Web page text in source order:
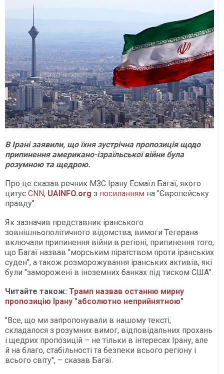
В Ірані заявили, що їхня зустрічна пропозиція щодо
припинення американо-ізраїльської війни була
розумною та щедрою.
Про це сказав речник МЗС Ірану Есмаїл Багаї, якого
цитує CNN, UAINFO.org з посиланням на "Європейську
правду".
Як зазначив представник іранського
зовнішньополітичного відомства, вимоги Тегерана
включали припинення війни в регіоні, припинення того,
що Багаї назвав "морським піратством проти іранських
суден", а також розморожування іранських активів, які
були "заморожені в іноземних банках під тиском США".
Читайте також: Трамп назвав останню мирну
пропозицію Ірану "абсолютно неприйнятною"
"Все, що ми запропонували в нашому тексті,
складалося з розумних вимог, відповідальних прохань
і щедрих пропозицій – не тільки в інтересах Ірану, але
й на благо, стабільності та безпеки всього регіону і
всього світу", – сказав Багаї.